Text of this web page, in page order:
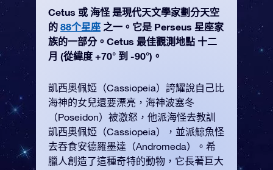
Cetus 或 海怪 是現代天文學家劃分天空
的 88个星座 之一。它是 Perseus 星座家
族的一部分。Cetus 最佳觀測地點 十二
月 (從緯度 +70° 到 -90°)。
凱西奧佩婭（Cassiopeia）誇耀說自己比
海神的女兒還要漂亮，海神波塞冬
（Poseidon）被激怒，他派海怪去教訓
凱西奧佩婭（Cassiopeia），並派鯨魚怪
去吞食安德羅墨達（Andromeda）。希
臘人創造了這種奇特的動物，它長著巨大